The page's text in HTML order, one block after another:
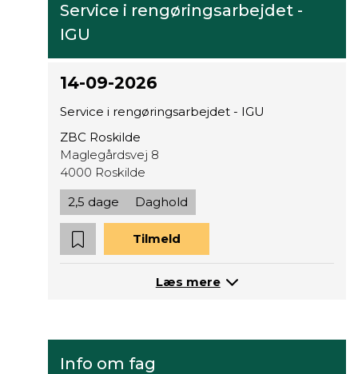
Service i rengøringsarbejdet -
IGU
14-09-2026
Service i rengøringsarbejdet - IGU
ZBC Roskilde
Maglegårdsvej 8
4000 Roskilde
2,5 dage
Daghold
Tilmeld
Læs mere
Info om fag